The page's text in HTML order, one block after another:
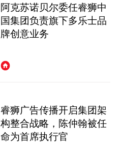
阿克苏诺⻉尔委任睿狮中
国集团负责旗下多乐⼠品
牌创意业务
睿狮广告传播开启集团架
构整合战略，陈仲翰被任
命为首席执行官